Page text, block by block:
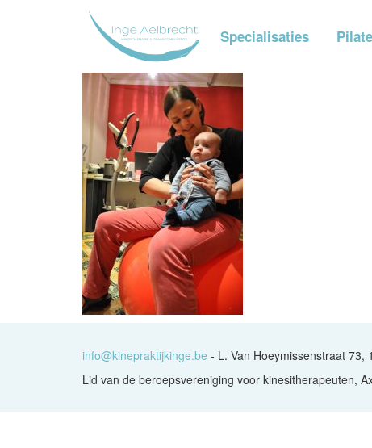
Home Specialisaties
info@kinepraktijkinge.be - L. Van Hoeymissenstraat 73,
Lid van de beroepsvereniging voor kinesitherapeuten,